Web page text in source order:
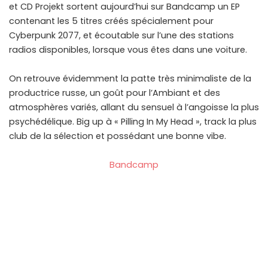
et CD Projekt sortent aujourd’hui sur Bandcamp un EP
contenant les 5 titres créés spécialement pour
Cyberpunk 2077, et écoutable sur l’une des stations
radios disponibles, lorsque vous êtes dans une voiture.
On retrouve évidemment la patte très minimaliste de la
productrice russe, un goût pour l’Ambiant et des
atmosphères variés, allant du sensuel à l’angoisse la plus
psychédélique. Big up à « Pilling In My Head », track la plus
club de la sélection et possédant une bonne vibe.
Bandcamp